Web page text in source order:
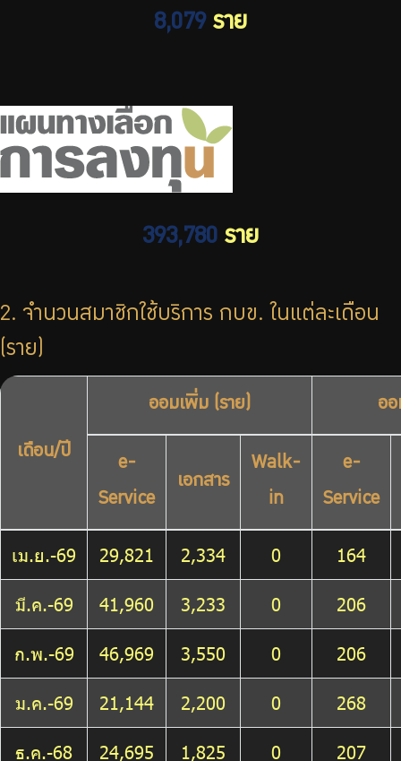
8,079ราย
393,780 ราย
2. จำนวนสมาชิกใช้บริการ กบข. ในแต่ละเดือน
(ราย)
เดือน/ปี
ออมเพิ่ม (ราย) ออ
e-
Service
เอกสาร
Walk-
in
e-
Service
เม.ย.-69 29,821 2,334 0 164
มี.ค.-69 41,960 3,233 0 206
ก.พ.-69 46,969 3,550 0 206
ม.ค.-69 21,144 2,200 0 268
ธ.ค.-68 24,695 1,825 0 207